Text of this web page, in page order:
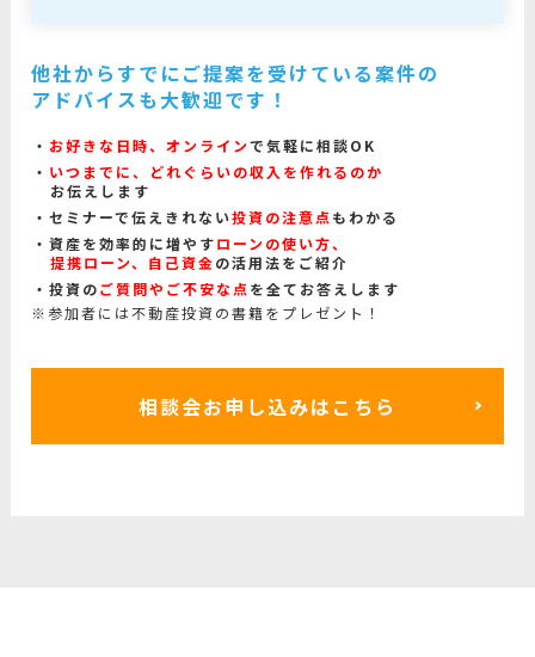
他社からすでにご提案を受けている案件の
アドバイスも大歓迎です！
お好きな日時、オンラインで気軽に相談OK
いつまでに、どれぐらいの収入を作れるのか
お伝えします
セミナーで伝えきれない投資の注意点 もわかる
資産を効率的に増やすローンの使い方、
提携ローン、自己資金の活用法をご紹介
投資のご質問やご不安な点 を全てお答えします
※参加者には不動産投資の書籍をプレゼント！
相談会お申し込みはこちら